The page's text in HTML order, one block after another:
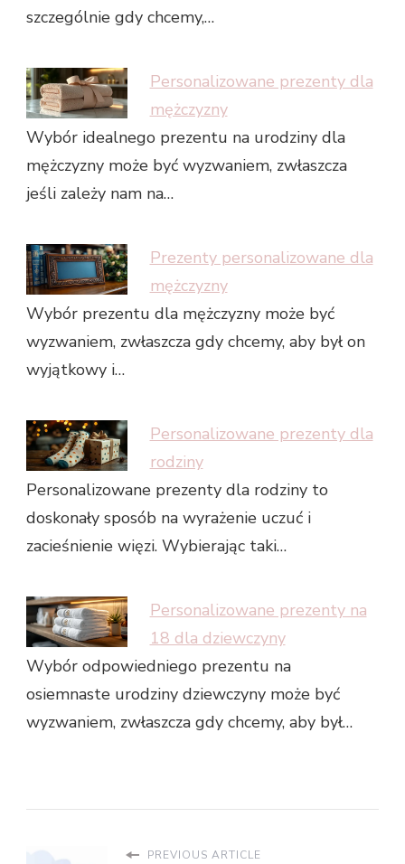
szczególnie gdy chcemy,…
Personalizowane prezenty dla
mężczyzny
Wybór idealnego prezentu na urodziny dla
mężczyzny może być wyzwaniem, zwłaszcza
jeśli zależy nam na…
Prezenty personalizowane dla
mężczyzny
Wybór prezentu dla mężczyzny może być
wyzwaniem, zwłaszcza gdy chcemy, aby był on
wyjątkowy i…
Personalizowane prezenty dla
rodziny
Personalizowane prezenty dla rodziny to
doskonały sposób na wyrażenie uczuć i
zacieśnienie więzi. Wybierając taki…
Personalizowane prezenty na
18 dla dziewczyny
Wybór odpowiedniego prezentu na
osiemnaste urodziny dziewczyny może być
wyzwaniem, zwłaszcza gdy chcemy, aby był…
PREVIOUS ARTICLE